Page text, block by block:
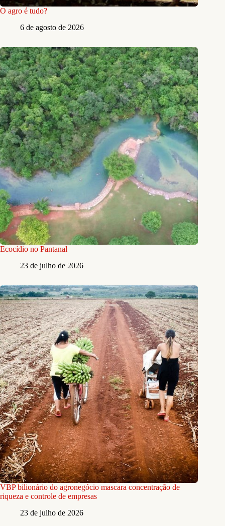
O agro é tudo?
6 de agosto de 2026
Ecocídio no Pantanal
23 de julho de 2026
VBP bilionário do agronegócio mascara concentração de
riqueza e controle de empresas
23 de julho de 2026